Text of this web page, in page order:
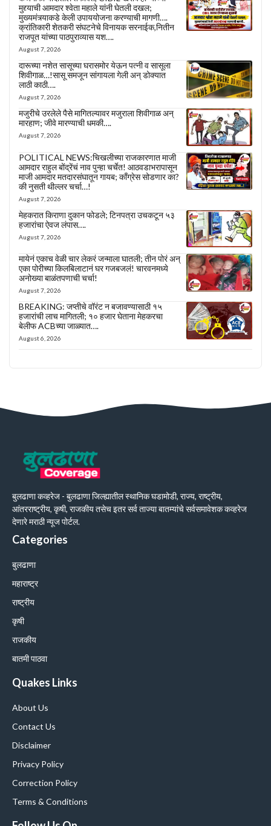
मुद्द्याची आमदार श्वेता महाले यांनी घेतली दखल;
मुख्यमंत्र्याकडे केली उपाययोजना करण्याची मागणी….
क्रांतिकारी शेतकरी संघटनेचे विनायक सरनाईक,नितीन
राजपूत यांच्या पाठपुराव्यास यश….
August 7, 2026
दारूच्या नशेत सासूच्या घरासमोर येऊन पत्नी व सासूला
शिवीगाळ…!सासू समजून सांगायला गेली अन् डोक्यात
लाठी काठी….
August 7, 2026
मजुरीचे उरलेले पैसे मागितल्यावर मजुराला शिवीगाळ अन्
मारहाण; जीवे मारण्याची धमकी….
August 7, 2026
POLITICAL NEWS:चिखलीच्या राजकारणात माजी
आमदार राहुल बोंद्रेंचं नाव पुन्हा चर्चेत! आठवडाभरापासून
माजी आमदार मतदारसंघातून गायब; काँग्रेस सोडणार का?
की नुसती थील्लर चर्चा…!
August 7, 2026
मेहकरात किराणा दुकान फोडले; टिनपत्रा उचकटून ५३
हजारांचा ऐवज लंपास….
August 7, 2026
मायेनं एकाच वेळी चार लेकरं जन्माला घातली; तीन पोरं अन्
एका पोरीच्या किलबिलाटानं घर गजबजलं! चारवनमध्ये
अनोख्या बाळंतपणाची चर्चा!
August 7, 2026
BREAKING: जप्तीचे वॉरंट न बजावण्यासाठी १५
हजारांची लाच मागितली; १० हजार घेताना मेहकरचा
बेलीफ ACBच्या जाळ्यात….
August 6, 2026
बुलढाणा कव्हरेज - बुलढाणा जिल्ह्यातील स्थानिक घडामोडी, राज्य, राष्ट्रीय,
आंतरराष्ट्रीय, कृषी, राजकीय तसेच इतर सर्व ताज्या बातम्यांचे सर्वसमावेशक कव्हरेज
देणारे मराठी न्यूज पोर्टल.
Categories
बुलढाणा
महाराष्ट्र
राष्ट्रीय
कृषी
राजकीय
बातमी पाठवा
Quakes Links
About Us
Contact Us
Disclaimer
Privacy Policy
Correction Policy
Terms & Conditions